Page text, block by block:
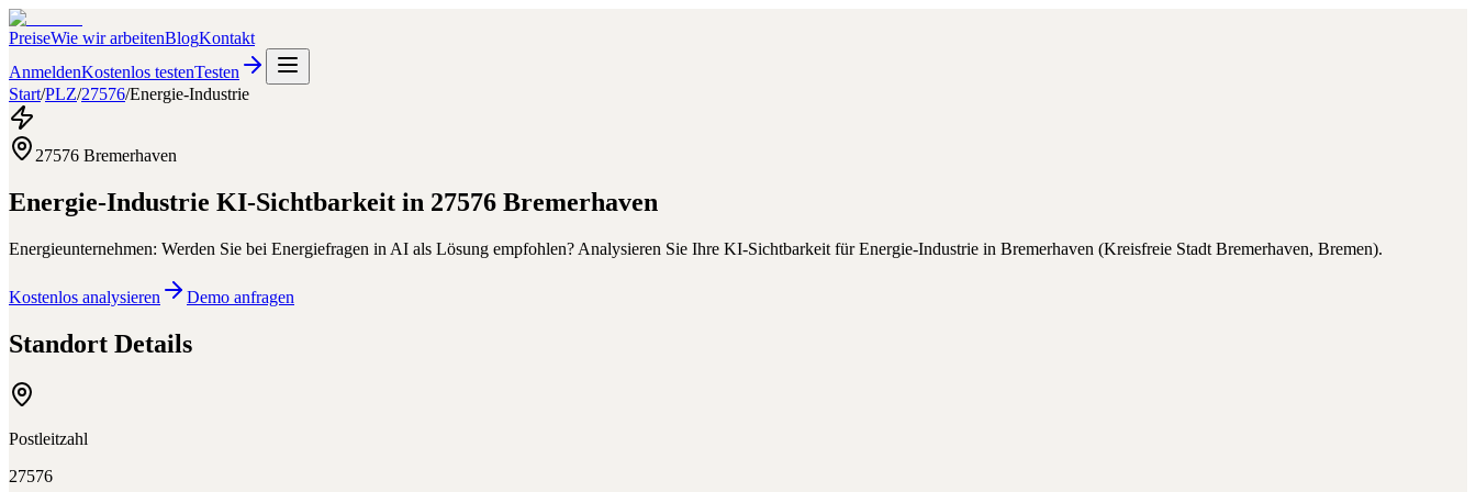
PreiseWie wir arbeitenBlogKontakt
AnmeldenKostenlos testenTesten
Start/PLZ/27576/Energie-Industrie
27576 Bremerhaven
Energie-Industrie KI-Sichtbarkeit in 27576 Bremerhaven
Energieunternehmen: Werden Sie bei Energiefragen in AI als Lösung empfohlen? Analysieren Sie Ihre KI-Sichtbarkeit fürEnergie-Industrie in Bremerhaven (Kreisfreie Stadt Bremerhaven, Bremen).
Kostenlos analysieren Demo anfragen
Standort Details
Postleitzahl
27576